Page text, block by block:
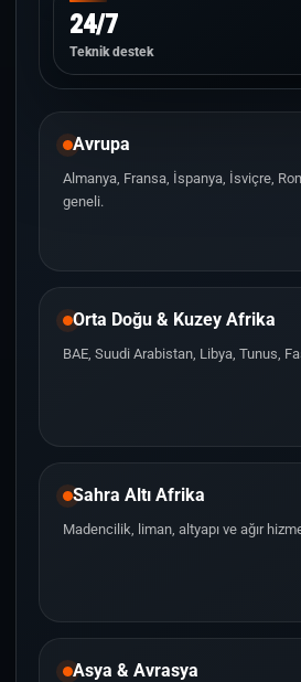
24/7
Teknik destek
Avrupa
Almanya, Fransa, İspanya, İsviçre,
geneli.
Orta Doğu & Kuzey Afrika
BAE, Suudi Arabistan, Libya, Tunus,
Sahra Altı Afrika
Madencilik, liman, altyapı ve ağır
Asya & Avrasya